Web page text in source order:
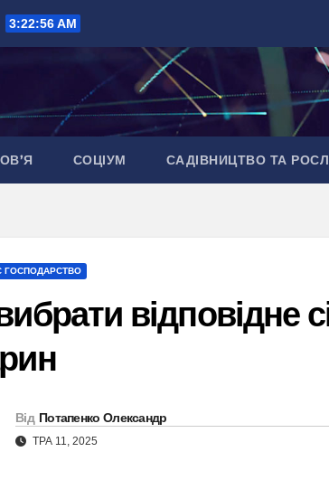
3:22:57 AM
СОЦІУМ САДІВНИЦТВО ТА
ГОСПОДАРСТВО
відповідне
Від Потапенко Олександр
ТРА 11, 2025